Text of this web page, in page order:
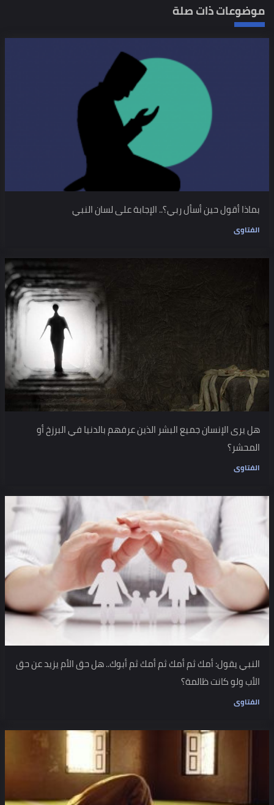
موضوعات ذات صلة
بماذا أقول حين أسأل ربي؟.. الإجابة على لسان النبي
الفتاوى
هل يرى الإنسان جميع البشر الذين عرفهم بالدنيا في البرزخ أو
المحشر؟
الفتاوى
النبي يقول: أمك ثم أمك ثم أمك ثم أبوك.. هل حق الأم يزيد عن حق
الأب ولو كانت ظالمة؟
الفتاوى